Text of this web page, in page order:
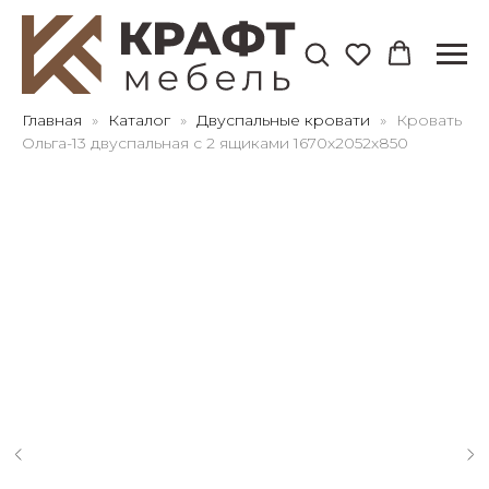
Главная Каталог Двуспальные кровати
Кровать
Ольга-13 двуспальная с 2 ящиками 1670х2052х850